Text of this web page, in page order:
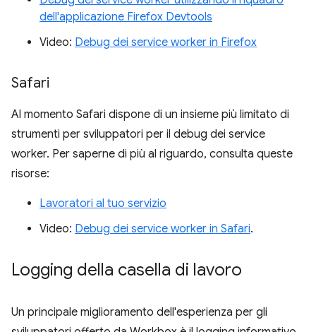
dell'applicazione Firefox Devtools
Video: Debug dei service worker in Firefox
Safari
Al momento Safari dispone di un insieme più limitato di
strumenti per sviluppatori per il debug dei service
worker. Per saperne di più al riguardo, consulta queste
risorse:
Lavoratori al tuo servizio
Video: Debug dei service worker in Safari.
Logging della casella di lavoro
Un principale miglioramento dell'esperienza per gli